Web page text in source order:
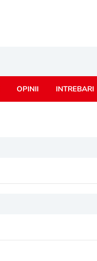
OPINII INTREBARI